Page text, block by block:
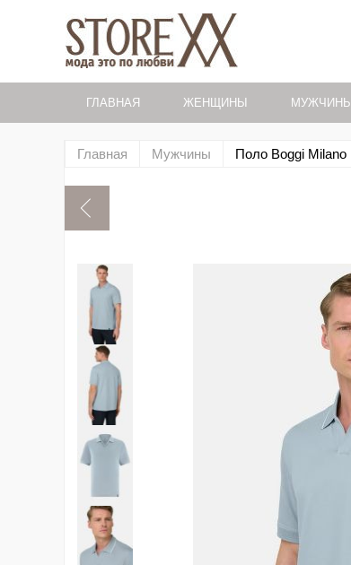
ГЛАВНАЯ ЖЕНЩИНЫ МУЖЧИНЫ
Главная Мужчины Поло Boggi Milano